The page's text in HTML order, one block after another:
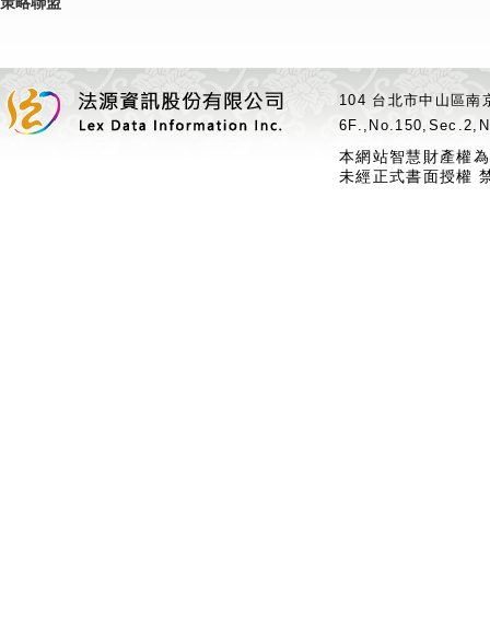
104 台北市中山區
本網站智慧財產權
未經正式書面授權